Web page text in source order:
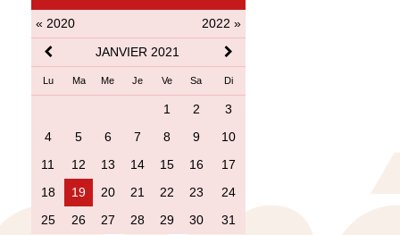
« 2020
2022 »
JANVIER 2021
Lu Ma Me Je Ve Sa Di
1 2
3
4
5 6 7 8 9
10
11
12 13 14 15 16
17
18
19 20 21 22 23
24
25
26 27 28 29 30 31